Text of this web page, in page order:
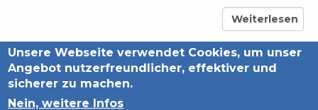
Weiterlesen
über
Der
MFS-
Jugendpreis
Back
to
Datenschutzerklärung
Unsere Webseite verwendet Cookies, um unser
Angebot nutzerfreundlicher, effektiver und
sicherer zu machen.
Nein, weitere Infos